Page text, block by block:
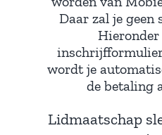
Daar zal je
wordt je
de betaling
Lidmaatschap